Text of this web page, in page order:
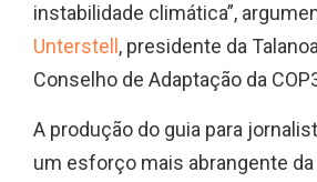
instabilidade climática”,
Unterstell , presidente da
Conselho de Adaptação da
A produção do guia para
um esforço mais abrangente